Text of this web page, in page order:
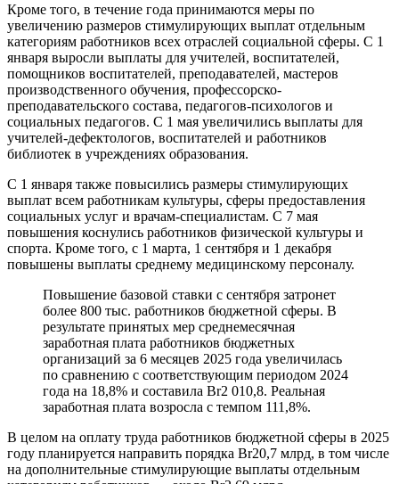
Кроме того, в течение года принимаются меры по
увеличению размеров стимулирующих выплат отдельным
категориям работников всех отраслей социальной сферы. С 1
января выросли выплаты для учителей, воспитателей,
помощников воспитателей, преподавателей, мастеров
производственного обучения, профессорско-
преподавательского состава, педагогов-психологов и
социальных педагогов. С 1 мая увеличились выплаты для
учителей-дефектологов, воспитателей и работников
библиотек в учреждениях образования.
С 1 января также повысились размеры стимулирующих
выплат всем работникам культуры, сферы предоставления
социальных услуг и врачам-специалистам. С 7 мая
повышения коснулись работников физической культуры и
спорта. Кроме того, с 1 марта, 1 сентября и 1 декабря
повышены выплаты среднему медицинскому персоналу.
Повышение базовой ставки с сентября затронет
более 800 тыс. работников бюджетной сферы. В
результате принятых мер среднемесячная
заработная плата работников бюджетных
организаций за 6 месяцев 2025 года увеличилась
по сравнению с соответствующим периодом 2024
года на 18,8% и составила Br2 010,8. Реальная
заработная плата возросла с темпом 111,8%.
В целом на оплату труда работников бюджетной сферы в 2025
году планируется направить порядка Br20,7 млрд, в том числе
на дополнительные стимулирующие выплаты отдельным